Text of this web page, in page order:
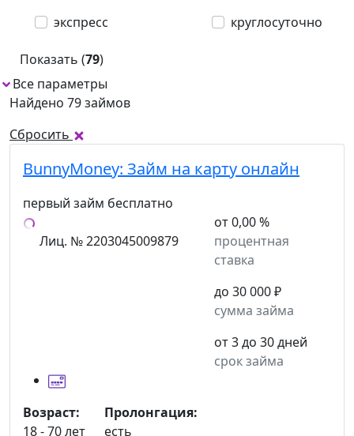
экспресс
круглосуточно
Показать (79)
Все параметры
Найдено 79 займов
Сбросить
BunnyMoney: Займ на карту онлайн
первый займ бесплатно
Лиц. № 2203045009879
от 0,00 %
процентная
ставка
до 30 000 ₽
сумма займа
от 3 до 30 дней
срок займа
Возраст:
18 - 70 лет
Пролонгация:
есть